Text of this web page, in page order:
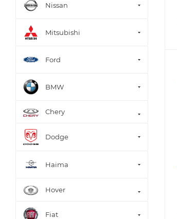
Nissan
Mitsubishi
Ford
BMW
Chery
Dodge
Haima
Hover
Fiat